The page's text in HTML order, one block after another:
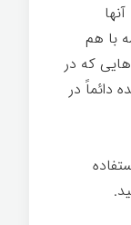
با هم
که در
دائماً در